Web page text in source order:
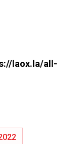
laox.la/all-